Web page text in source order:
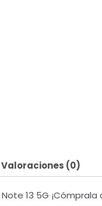
Valoraciones (0)
13 5G